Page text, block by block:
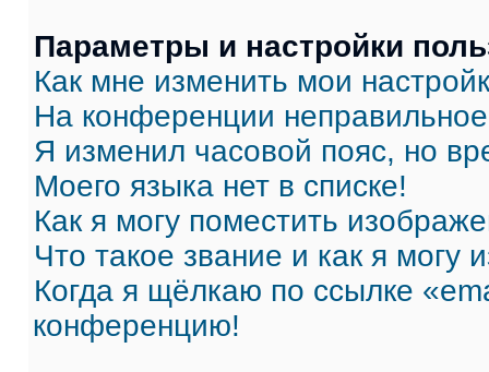
Параметры и настройки
Как мне изменить мои
На конференции
Я изменил часовой пояс, но
Моего языка нет в списке!
Как я могу поместить
Что такое звание и как я могу
Когда я щёлкаю по ссылке
конференцию!